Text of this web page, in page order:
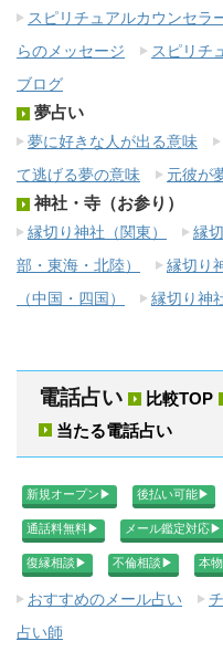
スピリチュアルカウンセラ
らのメッセージ
スピリチ
ブログ
夢占い
夢に好きな人が出る意味
て逃げる夢の意味
元彼が
神社・寺（お参り）
縁切り神社（関東） 縁
部・東海・北陸）
縁切り
（中国・四国）
縁切り神
電話占い 比較TOP
当たる電話占い
新規オープン▶︎ 後払い可能▶︎
通話料無料▶︎ メール鑑定対応▶︎
復縁相談▶︎ 不倫相談▶︎ 本
おすすめのメール占い
占い師